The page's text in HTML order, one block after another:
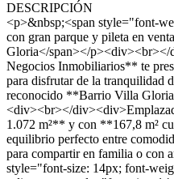
DESCRIPCIÓN
<p>&nbsp;<span style="font-
con gran parque y pileta en
Gloria</span></
Negocios Inmobiliarios** te
para disfrutar de la tranquilidad
reconocido **Barrio Villa
<div><br></
1.072 m²** y con **167,8 m²
equilibrio perfecto entre
para compartir en familia o con
style="font-size: 14px; font-